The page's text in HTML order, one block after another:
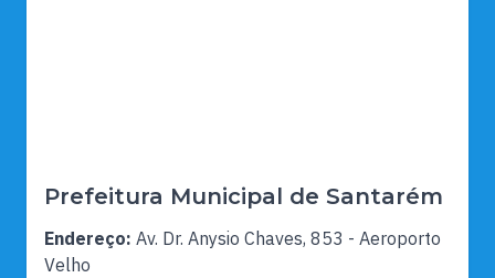
Prefeitura Municipal de Santarém
Endereço: Av. Dr. Anysio Chaves, 853 - Aeroporto
Velho